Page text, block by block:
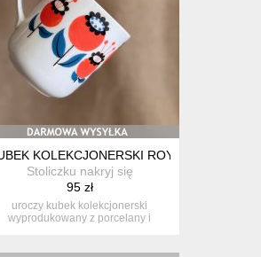
TALERZYKI 3SZT PRL
KOLEKCJONERSKI ROYAL DUX
Stoliczku nakryj się
95 zł
uroczy kubek kolekcjonerski
wyprodukowany z porcelany i